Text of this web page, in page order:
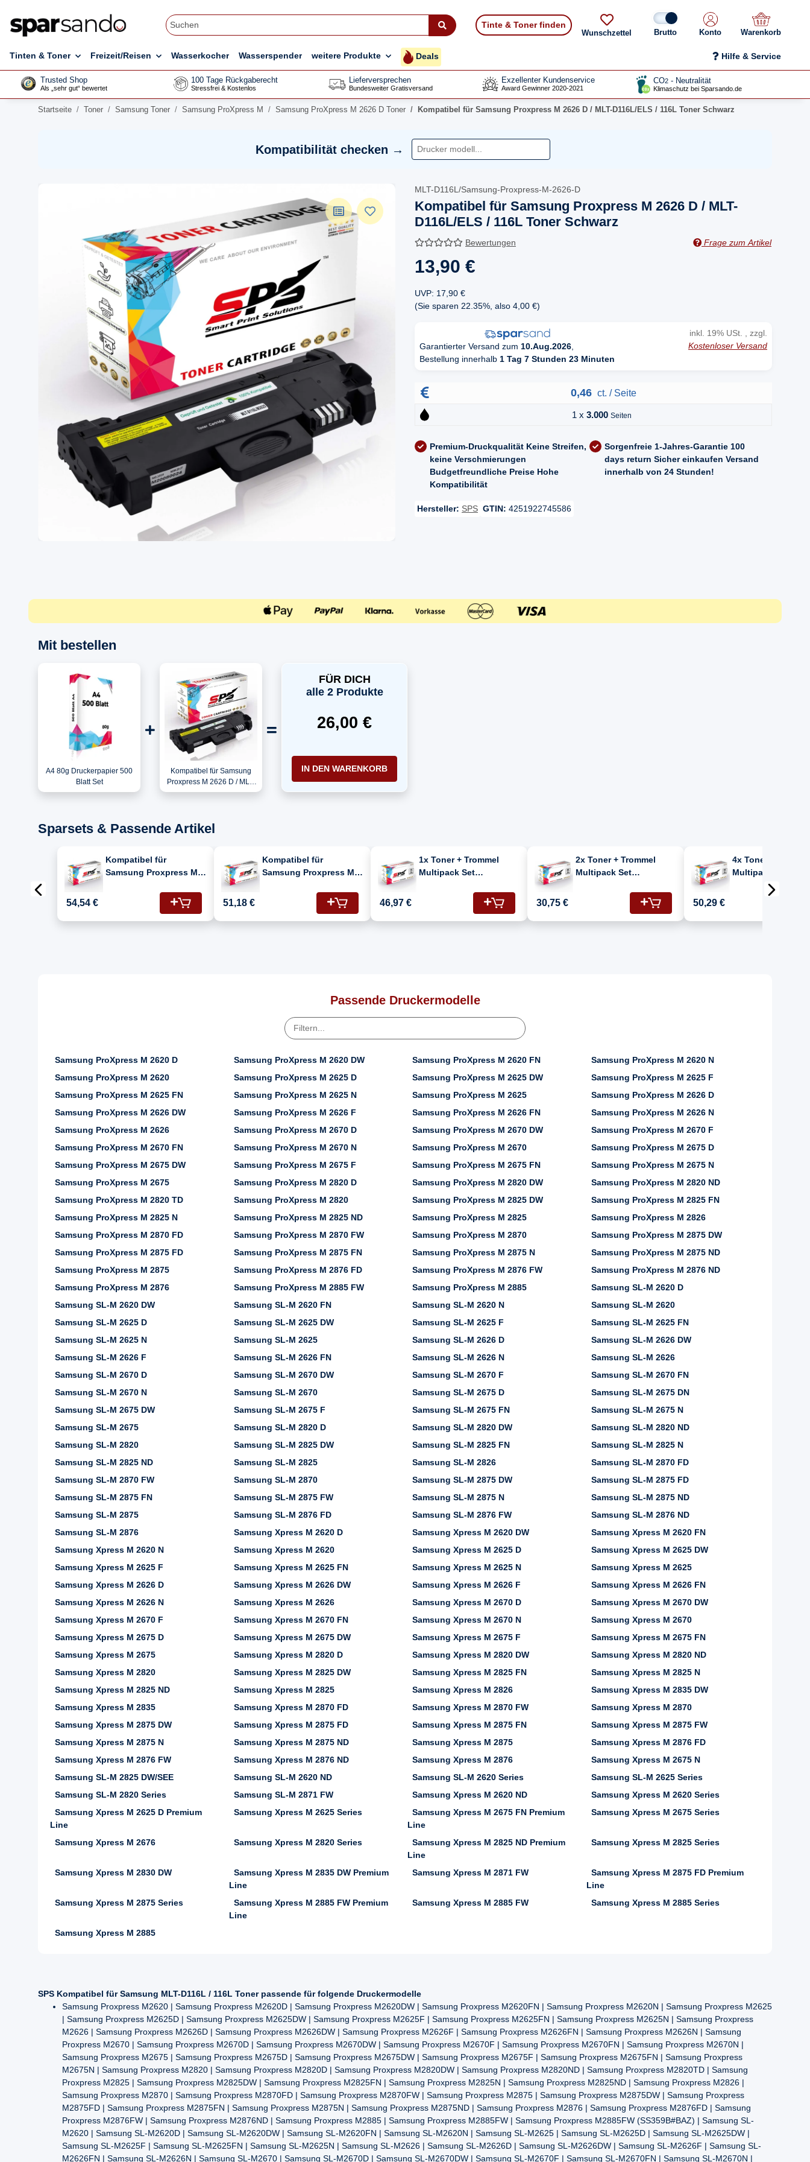
Tinte & Toner finden
Wunschzettel Konto Warenkorb
Tinten & Toner Freizeit/Reisen Wasserkocher Wasserspender weitere Produkte Deals Hilfe & Service
Trusted Shop
Als „sehr gut“ bewertet
100 Tage Rückgaberecht
Stressfrei & Kostenlos
Lieferversprechen
Bundesweiter Gratisversand
Exzellenter Kundenservice
Award Gewinner 2020-2021
CO2 - Neutralität
Klimaschutz bei Sparsando.de
Startseite Toner Samsung Toner Samsung ProXpress M Samsung ProXpress M 2626 D Toner Kompatibel für Samsung Proxpress M 2626 D / MLT-D116L/ELS / 116L Toner Schwarz
Kompatibilität checken →
MLT-D116L/Samsung-Proxpress-M-2626-D
Kompatibel für Samsung Proxpress M 2626 D / MLT-
D116L/ELS / 116L Toner Schwarz
Bewertungen Frage zum Artikel
13,90 €
UVP: 17,90 €
(Sie sparen 22.35%, also 4,00 €)
Garantierter Versand zum 10.Aug.2026
Bestellung innerhalb 1 Tag 7 Stunden 23 Minuten
inkl. 19% USt. , zzgl.
Kostenloser Versand
0,46 ct. / Seite
1 x 3.000 Seiten
Premium-Druckqualität Keine Streifen,
keine Verschmierungen
Budgetfreundliche Preise Hohe
Kompatibilität
Sorgenfreie 1-Jahres-Garantie 100
days return Sicher einkaufen Versand
innerhalb von 24 Stunden!
Hersteller: SPS GTIN: 4251922745586
Mit bestellen
A4 80g Druckerpapier 500
Blatt Set
Kompatibel für Samsung
Proxpress M 2626 D / MLT-
D116L/ELS / 116L Toner
FÜR DICH
alle 2 Produkte
26,00 €
IN DEN WARENKORB
Sparsets & Passende Artikel
Kompatibel für
Samsung Proxpress M
Toner-Kit Schwarz
54,54 €
Kompatibel für
Samsung Proxpress M
Toner-Kit Schwarz
51,18 €
1x Toner + Trommel
Multipack Set
Samsung Proxpress M
R116/ELS/SEE, MLT-
46,97 €
2x Toner + Trommel
Multipack Set
Samsung Proxpress M
R116/ELS/SEE, MLT-
30,75 €
4x Toner +
Multipack Set
Kompatibel für
Samsung
R116/ELS/SEE,
50,29 €
Passende Druckermodelle
Samsung ProXpress M 2620 D Samsung ProXpress M 2620 DW Samsung ProXpress M 2620 FN
Samsung ProXpress M 2620 N
Samsung ProXpress M 2620
Samsung ProXpress M 2625 D Samsung ProXpress M 2625 DW
Samsung ProXpress M 2625 F
Samsung ProXpress M 2625 FN
Samsung ProXpress M 2625 N Samsung ProXpress M 2625
Samsung ProXpress M 2626 D
Samsung ProXpress M 2626 DW
Samsung ProXpress M 2626 F Samsung ProXpress M 2626 FN
Samsung ProXpress M 2626 N
Samsung ProXpress M 2626
Samsung ProXpress M 2670 D Samsung ProXpress M 2670 DW
Samsung ProXpress M 2670 F
Samsung ProXpress M 2670 FN
Samsung ProXpress M 2670 N Samsung ProXpress M 2670
Samsung ProXpress M 2675 D
Samsung ProXpress M 2675 DW
Samsung ProXpress M 2675 F Samsung ProXpress M 2675 FN
Samsung ProXpress M 2675 N
Samsung ProXpress M 2675
Samsung ProXpress M 2820 D Samsung ProXpress M 2820 DW
Samsung ProXpress M 2820 ND
Samsung ProXpress M 2820 TD
Samsung ProXpress M 2820 Samsung ProXpress M 2825 DW
Samsung ProXpress M 2825 FN
Samsung ProXpress M 2825 N
Samsung ProXpress M 2825 ND Samsung ProXpress M 2825
Samsung ProXpress M 2826
Samsung ProXpress M 2870 FD
Samsung ProXpress M 2870 FW Samsung ProXpress M 2870
Samsung ProXpress M 2875 DW
Samsung ProXpress M 2875 FD
Samsung ProXpress M 2875 FN Samsung ProXpress M 2875 N
Samsung ProXpress M 2875 ND
Samsung ProXpress M 2875
Samsung ProXpress M 2876 FD Samsung ProXpress M 2876 FW
Samsung ProXpress M 2876 ND
Samsung ProXpress M 2876
Samsung ProXpress M 2885 FW Samsung ProXpress M 2885
Samsung SL-M 2620 D
Samsung SL-M 2620 DW
Samsung SL-M 2620 FN Samsung SL-M 2620 N
Samsung SL-M 2620
Samsung SL-M 2625 D
Samsung SL-M 2625 DW Samsung SL-M 2625 F
Samsung SL-M 2625 FN
Samsung SL-M 2625 N
Samsung SL-M 2625 Samsung SL-M 2626 D
Samsung SL-M 2626 DW
Samsung SL-M 2626 F
Samsung SL-M 2626 FN Samsung SL-M 2626 N
Samsung SL-M 2626
Samsung SL-M 2670 D
Samsung SL-M 2670 DW Samsung SL-M 2670 F
Samsung SL-M 2670 FN
Samsung SL-M 2670 N
Samsung SL-M 2670 Samsung SL-M 2675 D
Samsung SL-M 2675 DN
Samsung SL-M 2675 DW
Samsung SL-M 2675 F Samsung SL-M 2675 FN
Samsung SL-M 2675 N
Samsung SL-M 2675
Samsung SL-M 2820 D Samsung SL-M 2820 DW
Samsung SL-M 2820 ND
Samsung SL-M 2820
Samsung SL-M 2825 DW Samsung SL-M 2825 FN
Samsung SL-M 2825 N
Samsung SL-M 2825 ND
Samsung SL-M 2825 Samsung SL-M 2826
Samsung SL-M 2870 FD
Samsung SL-M 2870 FW
Samsung SL-M 2870 Samsung SL-M 2875 DW
Samsung SL-M 2875 FD
Samsung SL-M 2875 FN
Samsung SL-M 2875 FW Samsung SL-M 2875 N
Samsung SL-M 2875 ND
Samsung SL-M 2875
Samsung SL-M 2876 FD Samsung SL-M 2876 FW
Samsung SL-M 2876 ND
Samsung SL-M 2876
Samsung Xpress M 2620 D Samsung Xpress M 2620 DW
Samsung Xpress M 2620 FN
Samsung Xpress M 2620 N
Samsung Xpress M 2620 Samsung Xpress M 2625 D
Samsung Xpress M 2625 DW
Samsung Xpress M 2625 F
Samsung Xpress M 2625 FN Samsung Xpress M 2625 N
Samsung Xpress M 2625
Samsung Xpress M 2626 D
Samsung Xpress M 2626 DW Samsung Xpress M 2626 F
Samsung Xpress M 2626 FN
Samsung Xpress M 2626 N
Samsung Xpress M 2626 Samsung Xpress M 2670 D
Samsung Xpress M 2670 DW
Samsung Xpress M 2670 F
Samsung Xpress M 2670 FN Samsung Xpress M 2670 N
Samsung Xpress M 2670
Samsung Xpress M 2675 D
Samsung Xpress M 2675 DW Samsung Xpress M 2675 F
Samsung Xpress M 2675 FN
Samsung Xpress M 2675
Samsung Xpress M 2820 D Samsung Xpress M 2820 DW
Samsung Xpress M 2820 ND
Samsung Xpress M 2820
Samsung Xpress M 2825 DW Samsung Xpress M 2825 FN
Samsung Xpress M 2825 N
Samsung Xpress M 2825 ND
Samsung Xpress M 2825 Samsung Xpress M 2826
Samsung Xpress M 2835 DW
Samsung Xpress M 2835
Samsung Xpress M 2870 FD Samsung Xpress M 2870 FW
Samsung Xpress M 2870
Samsung Xpress M 2875 DW
Samsung Xpress M 2875 FD Samsung Xpress M 2875 FN
Samsung Xpress M 2875 FW
Samsung Xpress M 2875 N
Samsung Xpress M 2875 ND Samsung Xpress M 2875
Samsung Xpress M 2876 FD
Samsung Xpress M 2876 FW
Samsung Xpress M 2876 ND Samsung Xpress M 2876
Samsung Xpress M 2675 N
Samsung SL-M 2825 DW/SEE
Samsung SL-M 2620 ND Samsung SL-M 2620 Series
Samsung SL-M 2625 Series
Samsung SL-M 2820 Series
Samsung SL-M 2871 FW Samsung Xpress M 2620 ND
Samsung Xpress M 2620 Series
Samsung Xpress M 2625 D Premium
Line
Samsung Xpress M 2625 Series
Samsung Xpress M 2675 FN Premium
Line
Samsung Xpress M 2675 Series
Samsung Xpress M 2676 Samsung Xpress M 2820 Series
Samsung Xpress M 2825 ND Premium
Line
Samsung Xpress M 2825 Series
Samsung Xpress M 2830 DW
Samsung Xpress M 2835 DW Premium
Line
Samsung Xpress M 2871 FW
Samsung Xpress M 2875 FD Premium
Line
Samsung Xpress M 2875 Series
Samsung Xpress M 2885 FW Premium
Line
Samsung Xpress M 2885 FW Samsung Xpress M 2885 Series
Samsung Xpress M 2885
SPS Kompatibel für Samsung MLT-D116L / 116L Toner passende für folgende Druckermodelle
Samsung Proxpress M2620 | Samsung Proxpress M2620D | Samsung Proxpress M2620DW | Samsung Proxpress M2620FN | Samsung Proxpress M2620N | Samsung Proxpress M2625
| Samsung Proxpress M2625D | Samsung Proxpress M2625DW | Samsung Proxpress M2625F | Samsung Proxpress M2625FN | Samsung Proxpress M2625N | Samsung Proxpress
M2626 | Samsung Proxpress M2626D | Samsung Proxpress M2626DW | Samsung Proxpress M2626F | Samsung Proxpress M2626FN | Samsung Proxpress M2626N | Samsung
Proxpress M2670 | Samsung Proxpress M2670D | Samsung Proxpress M2670DW | Samsung Proxpress M2670F | Samsung Proxpress M2670FN | Samsung Proxpress M2670N |
Samsung Proxpress M2675 | Samsung Proxpress M2675D | Samsung Proxpress M2675DW | Samsung Proxpress M2675F | Samsung Proxpress M2675FN | Samsung Proxpress
M2675N | Samsung Proxpress M2820 | Samsung Proxpress M2820D | Samsung Proxpress M2820DW | Samsung Proxpress M2820ND | Samsung Proxpress M2820TD | Samsung
Proxpress M2825 | Samsung Proxpress M2825DW | Samsung Proxpress M2825FN | Samsung Proxpress M2825N | Samsung Proxpress M2825ND | Samsung Proxpress M2826 |
Samsung Proxpress M2870 | Samsung Proxpress M2870FD | Samsung Proxpress M2870FW | Samsung Proxpress M2875 | Samsung Proxpress M2875DW | Samsung Proxpress
M2875FD | Samsung Proxpress M2875FN | Samsung Proxpress M2875N | Samsung Proxpress M2875ND | Samsung Proxpress M2876 | Samsung Proxpress M2876FD | Samsung
Proxpress M2876FW | Samsung Proxpress M2876ND | Samsung Proxpress M2885 | Samsung Proxpress M2885FW | Samsung Proxpress M2885FW (SS359B#BAZ) | Samsung SL-
M2620 | Samsung SL-M2620D | Samsung SL-M2620DW | Samsung SL-M2620FN | Samsung SL-M2620N | Samsung SL-M2625 | Samsung SL-M2625D | Samsung SL-M2625DW |
Samsung SL-M2625F | Samsung SL-M2625FN | Samsung SL-M2625N | Samsung SL-M2626 | Samsung SL-M2626D | Samsung SL-M2626DW | Samsung SL-M2626F | Samsung SL-
M2626FN | Samsung SL-M2626N | Samsung SL-M2670 | Samsung SL-M2670D | Samsung SL-M2670DW | Samsung SL-M2670F | Samsung SL-M2670FN | Samsung SL-M2670N |